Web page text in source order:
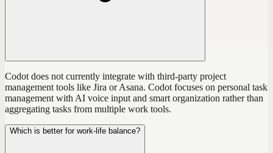
Codot does not currently integrate with third-party project
management tools like Jira or Asana. Codot focuses on personal task
management with AI voice input and smart organization rather than
aggregating tasks from multiple work tools.
Which is better for work-life balance?